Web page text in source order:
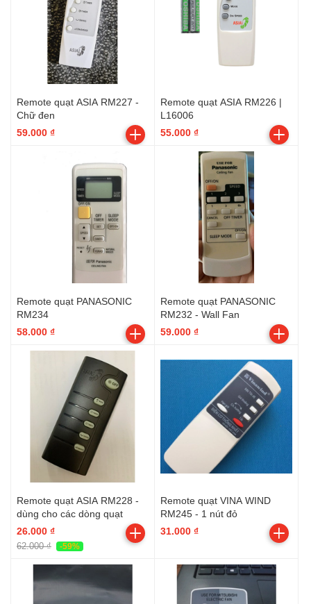
Remote quạt ASIA RM227 -
Chữ đen
59.000 ₫
Remote quạt ASIA RM226 |
L16006
55.000 ₫
Remote quạt PANASONIC
RM234
58.000 ₫
Remote quạt PANASONIC
RM232 - Wall Fan
59.000 ₫
Remote quạt ASIA RM228 -
dùng cho các dòng quạt
26.000 ₫
62.000 ₫ -59%
Remote quạt VINA WIND
RM245 - 1 nút đỏ
31.000 ₫